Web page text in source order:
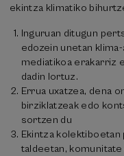
ekintza klimatiko
Inguruan ditugun
edozein unetan
mediatikoa erakarriz
dadin lortuz.
Errua uxatzea, dena
birziklatzeak edo
sortzen du
Ekintza kolektiboetan
taldeetan,